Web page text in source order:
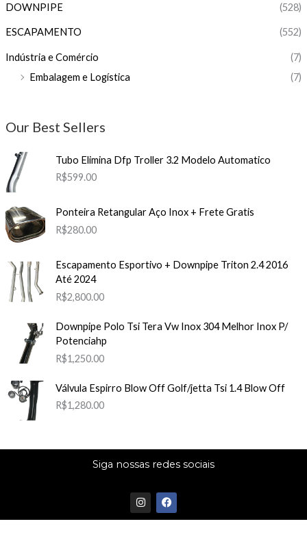
DOWNPIPE (528)
ESCAPAMENTO (552)
Indústria e Comércio
(7)
Embalagem e Logística
(7)
Our Best Sellers
Tubo Elimina Dfp Troller 3.2 Modelo Automatico
R$599.00
Ponteira Retangular Aço Inox + Frete Gratis
R$280.00
Escapamento Esportivo + Downpipe Triton 2.4 2016
Até 2024
R$2,800.00
Downpipe Polo Tsi Tera Vw Inox 304 Melhor Inox P/
Potenciahp
R$1,250.00
Válvula Espirro Blow Off Golf/jetta Tsi 1.4 Blow Off
R$1,280.00
Siga nossas redes sociais
I
n
s
F
a
c